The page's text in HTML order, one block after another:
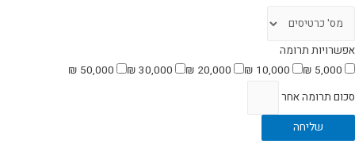
אפשרויות תרומה
5,000 ₪
10,000 ₪
20,000 ₪
30,000 ₪
50,000 ₪
סכום תרומה אחר
שליחה